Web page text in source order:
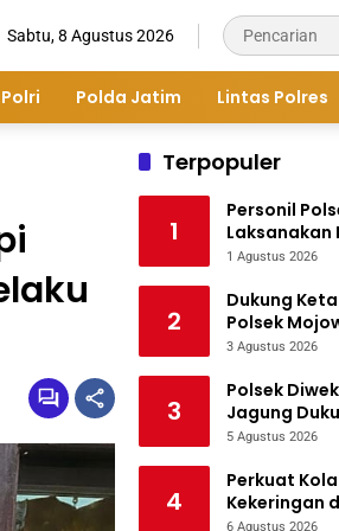
Sabtu, 8 Agustus 2026
Polda Jatim Lintas Polres
Terpopuler
1
Personil
Laksanakan
Jagung
1 Agustus 2026
2
Dukung
Polsek
Pengecekan
3 Agustus 2026
3
Polsek
Jagung
Asta Cita
5 Agustus 2026
4
Perkuat
Kekeringan
Jombang
6 Agustus 2026